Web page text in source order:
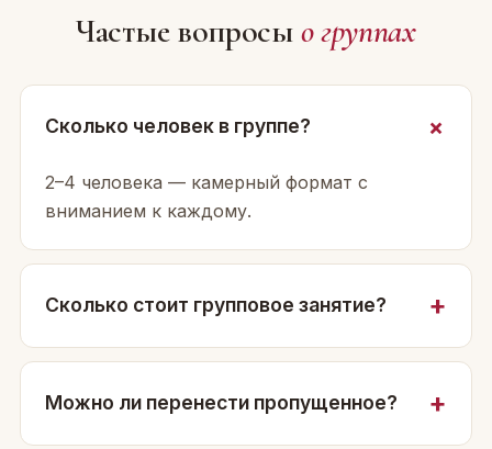
Частые вопросыо группах
Сколько человек в группе?
2–4 человека — камерный формат с
вниманием к каждому.
Сколько стоит групповое занятие?
Можно ли перенести пропущенное?